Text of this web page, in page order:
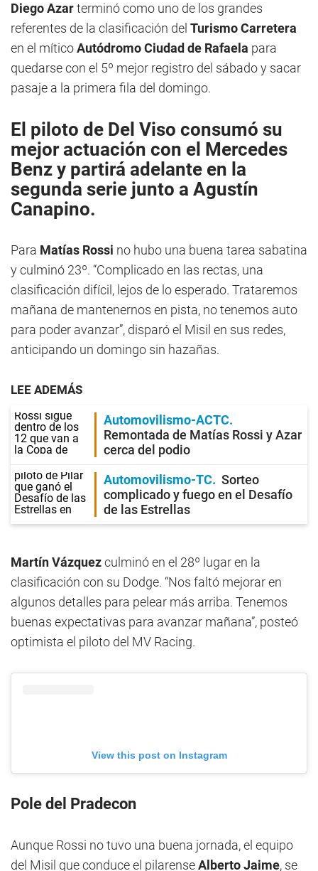
Diego Azarterminó como uno de los grandes
referentes de la clasificación del Turismo Carretera
en el míticoAutódromo Ciudad de Rafaela para
quedarse con el 5º mejor registro del sábado y sacar
pasaje a la primera fila del domingo.
El piloto de Del Viso consumó su
mejor actuación con el Mercedes
Benz y partirá adelante en la
segunda serie junto a Agustín
Canapino.
Para Matías Rossi no hubo una buena tarea sabatina
y culminó 23º. “Complicado en las rectas, una
clasificación difícil, lejos de lo esperado. Trataremos
mañana de mantenernos en pista, no tenemos auto
para poder avanzar”, disparó el Misil en sus redes,
anticipando un domingo sin hazañas.
LEE ADEMÁS
Automovilismo-ACTC
Remontada de Matías Rossi y Azar
cerca del podio
Automovilismo-TC
Sorteo
complicado y fuego en el Desafío
de las Estrellas
Martín Vázquezculminó en el 28º lugar en la
clasificación con su Dodge. “Nos faltó mejorar en
algunos detalles para pelear más arriba. Tenemos
buenas expectativas para avanzar mañana”, posteó
optimista el piloto del MV Racing.
View this post on Instagram
Pole del Pradecon
Aunque Rossi no tuvo una buena jornada, el equipo
del Misil que conduce el pilarenseAlberto Jaime, se